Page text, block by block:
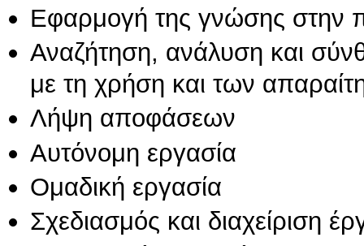
Εφαρμογή της γνώσης στην
Αναζήτηση, ανάλυση και
με τη χρήση και των
Λήψη αποφάσεων
Αυτόνομη εργασία
Ομαδική εργασία
Σχεδιασμός και διαχείριση